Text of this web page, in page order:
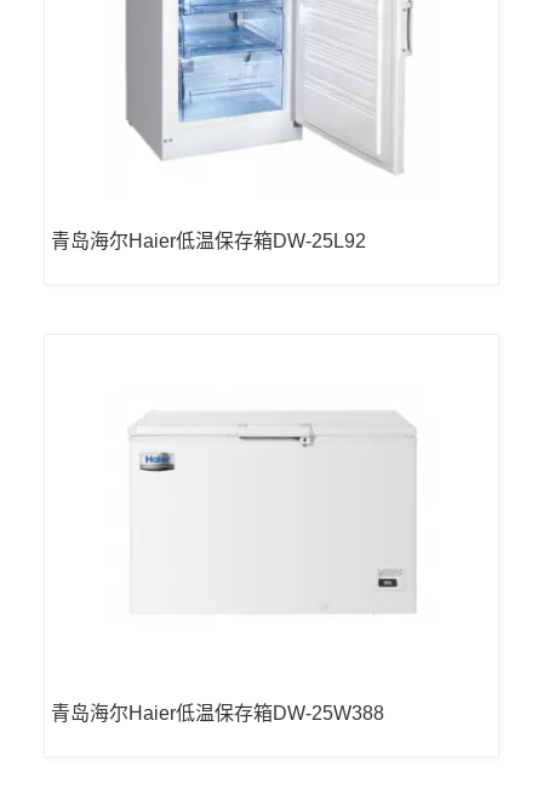
青岛海尔Haier低温保存箱DW-25L92
青岛海尔Haier低温保存箱DW-25W388